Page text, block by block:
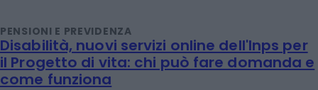
PENSIONI E PREVIDENZA
Disabilità, nuovi servizi online dell'Inps per
il Progetto di vita: chi può fare domanda e
come funziona